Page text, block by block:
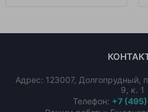
Адрес: 123007, Долгопрудный,
9, к. 1
Телефон: +7